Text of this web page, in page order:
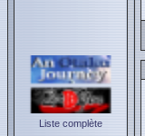
Liste complète